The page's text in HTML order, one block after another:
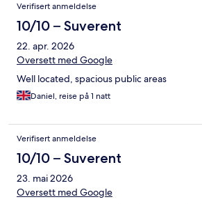
Verifisert anmeldelse
10/10 – Suverent
22. apr. 2026
Oversett med Google
Well located, spacious public areas
Daniel, reise på 1 natt
Verifisert anmeldelse
10/10 – Suverent
23. mai 2026
Oversett med Google